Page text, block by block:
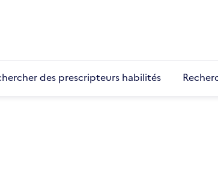
des prescripteurs habilités